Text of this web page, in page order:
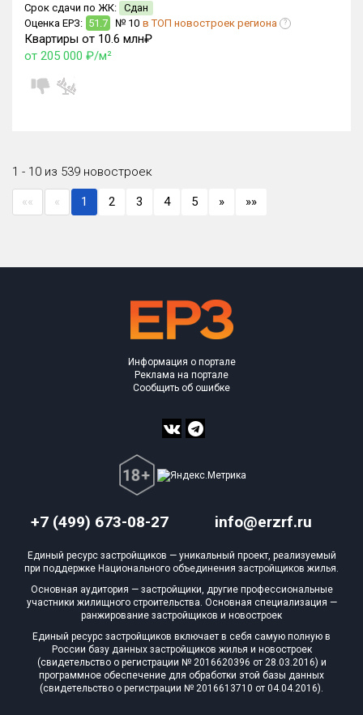
Срок сдачи по ЖК: Сдан
Оценка ЕРЗ: 51.7 № 10 в ТОП новостроек региона ?
Квартиры от 10.6 млн₽
от 205 000 ₽/м²
1 - 10 из 539 новостроек
«« « 1 2 3 4 5 » »»
+7 (499) 673-08-27 info@erzrf.ru
Информация о портале
Реклама на портале
Сообщить об ошибке
Единый ресурс застройщиков — уникальный проект, реализуемый
при поддержке Национального объединения застройщиков жилья.
Основная аудитория — застройщики, другие профессиональные
участники жилищного строительства. Основная специализация —
ранжирование застройщиков и новостроек
Единый ресурс застройщиков включает в себя самую полную в
России базу данных застройщиков жилья и новостроек
(свидетельство о регистрации № 2016620396 от 28.03.2016) и
программное обеспечение для обработки этой базы данных
(свидетельство о регистрации № 2016613710 от 04.04.2016).